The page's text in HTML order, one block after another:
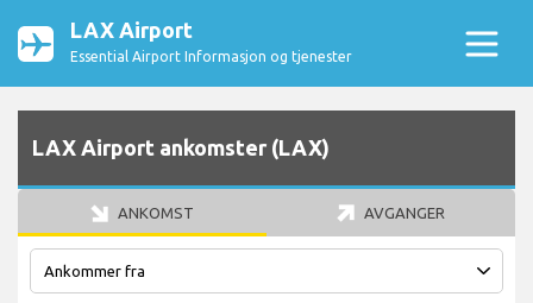
LAX Airport
Essential Airport Informasjon og tjenester
LAX Airport ankomster (LAX)
ANKOMST AVGANGER